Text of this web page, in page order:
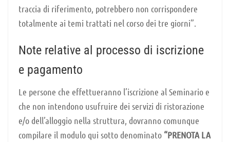
traccia di riferimento, potrebbero non corrispondere
totalmente ai temi trattati nel corso dei tre giorni”.
Note relative al processo di iscrizione
e pagamento
Le persone che effettueranno l’iscrizione al Seminario e
che non intendono usufruire dei servizi di ristorazione
e/o dell’alloggio nella struttura, dovranno comunque
compilare il modulo qui sotto denominato “PRENOTA LA